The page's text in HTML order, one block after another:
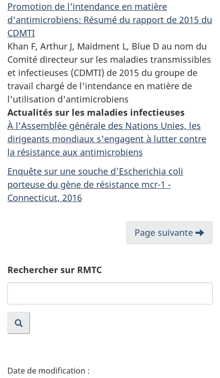
Promotion de l'intendance en matière
d'antimicrobiens: Résumé du rapport de 2015 du
CDMTI
Khan F, Arthur J, Maidment L, Blue D au nom du
Comité directeur sur les maladies transmissibles
et infectieuses (CDMTI) de 2015 du groupe de
travail chargé de l'intendance en matière de
l'utilisation d'antimicrobiens
Actualités sur les maladies infectieuses
À l'Assemblée générale des Nations Unies, les
dirigeants mondiaux s'engagent à lutter contre
la résistance aux antimicrobiens
Enquête sur une souche d'Escherichia coli
porteuse du gène de résistance mcr-1 -
Connecticut, 2016
Page suivante
Rechercher sur RMTC
website
D